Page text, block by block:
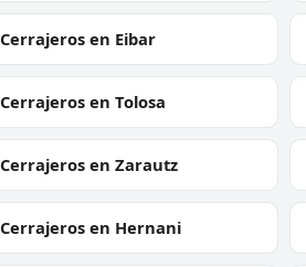
Cerrajeros en Eibar
Cerrajeros en Tolosa
Cerrajeros en Zarautz
Cerrajeros en Hernani